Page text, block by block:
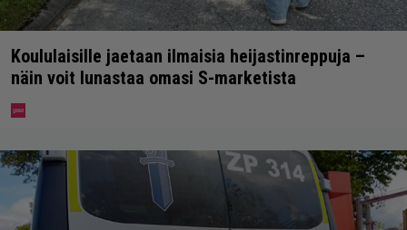
Koululaisille jaetaan ilmaisia heijastinreppuja –
näin voit lunastaa omasi S-marketista